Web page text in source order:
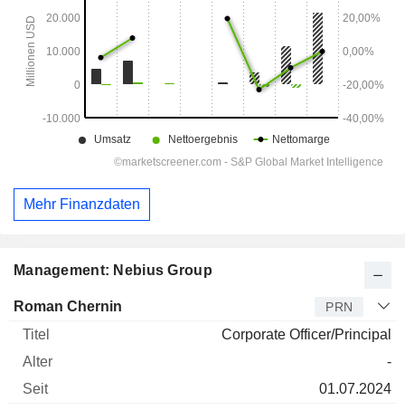
Management: Nebius Group
Manager Titel Alter
Roman Chernin PRN
Corporate Officer/Principal
-
01.07.2024
Mehr Finanzdaten